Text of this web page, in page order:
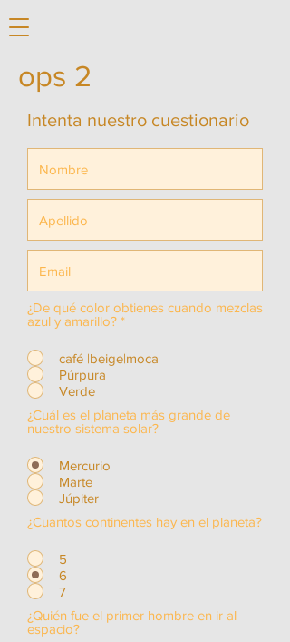
ops 2
Intenta nuestro cuestionario
¿De qué color obtienes cuando mezclas
azul y amarillo? *
café |beige|moca
Púrpura
Verde
¿Cuál es el planeta más grande de
nuestro sistema solar?
Mercurio
Marte
Júpiter
¿Cuantos continentes hay en el planeta?
5
6
7
¿Quién fue el primer hombre en ir al
espacio?